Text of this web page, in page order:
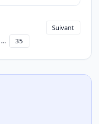
Suivant
… 35